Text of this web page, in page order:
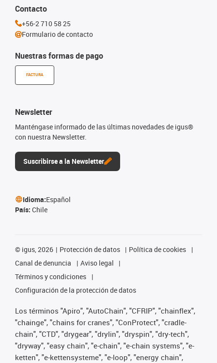
Nuestras formas de pago
FACTURA
Newsletter
Manténgase informado de las últimas novedades de igus®
con nuestra Newsletter.
Suscribirse a la Newsletter
Contacto
+56-2 710 58 25
Formulario de contacto
Idioma:Español
País: Chile
© igus, 2026 Protección de datos
Política de cookies
Canal de denuncia
Aviso legal
Términos y condiciones
Configuración de la protección de datos
Los términos "Apiro", "AutoChain", "CFRIP", "chainflex",
"chainge", "chains for cranes", "ConProtect", "cradle-
chain", "CTD", "drygear", "drylin", "dryspin", "dry-tech",
"dryway", "easy chain", "e-chain", "e-chain systems", "e-
ketten", "e-kettensysteme", "e-loop", "energy chain",